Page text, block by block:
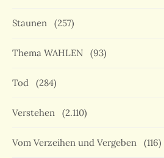
Staunen (257)
Thema WAHLEN (93)
Tod (284)
Verstehen (2.110)
Vom Verzeihen und Vergeben (116)